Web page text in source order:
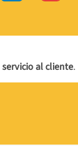
servicio al cliente.